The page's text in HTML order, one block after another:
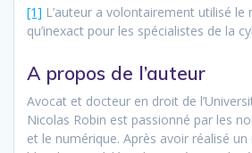
[1] L’auteur a volontairement utilisé le
qu’inexact pour les spécialistes de la
A propos de l’auteur
Avocat et docteur en droit de
Nicolas Robin est passionné par les
et le numérique. Après avoir réalisé